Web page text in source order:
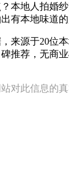
本地人拍婚
有本地味道
来源于20位
推荐，无商
对此信息的